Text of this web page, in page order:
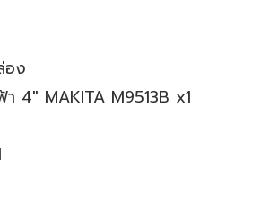
อง
า 4" MAKITA M9513B x1